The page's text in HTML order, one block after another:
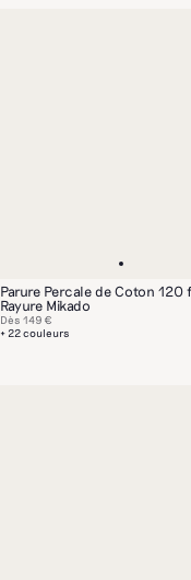
Parure Percale de Coton
Rayure Mikado
+ 22 couleurs
Dès 149 €